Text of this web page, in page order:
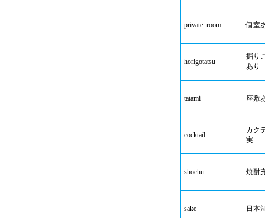
private_room 個室
horigotatsu
掘り
あり
tatami 座敷
cocktail
カク
実
shochu 焼酎
sake 日本